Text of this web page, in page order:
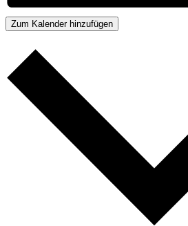
Zum Kalender hinzufügen